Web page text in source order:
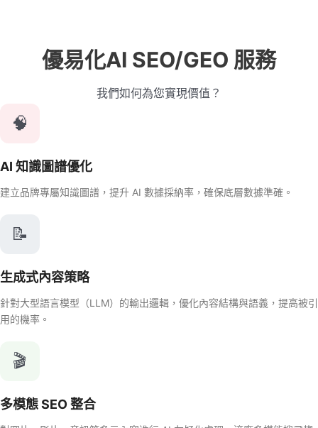
優易化AI SEO/GEO 服務
我們如何為您實現價值？
🧠
AI 知識圖譜優化
建立品牌專屬知識圖譜，提升 AI 數據採納率，確保底層數據準確。
📝
生成式內容策略
針對大型語言模型（LLM）的輸出邏輯，優化內容結構與語義，提高被引
用的機率。
🎬
多模態 SEO 整合